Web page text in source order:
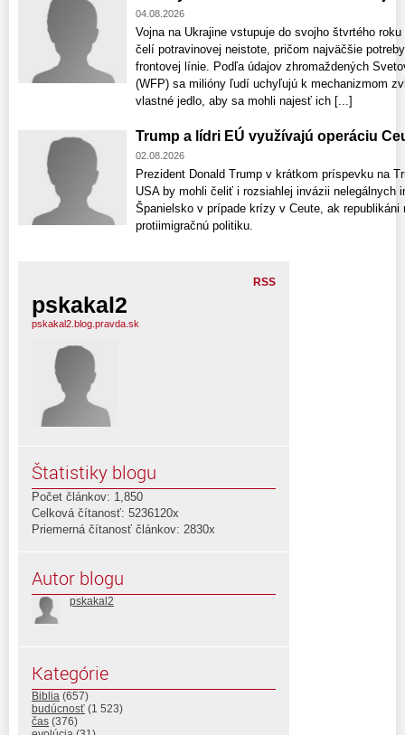
04.08.2026
Vojna na Ukrajine vstupuje do svojho štvrtého
čelí potravinovej neistote, pričom najväčšie
frontovej línie. Podľa údajov zhromaždených
(WFP) sa milióny ľudí uchyľujú k mechanizmom
vlastné jedlo, aby sa mohli najesť ich [...]
Trump a lídri EÚ využívajú operáciu
02.08.2026
Prezident Donald Trump v krátkom príspevku na
USA by mohli čeliť i rozsiahlej invázii nelegálnych
Španielsko v prípade krízy v Ceute, ak republikáni
protiimigračnú politiku.
RSS
pskakal2
pskakal2.blog.pravda.sk
Štatistiky blogu
Počet článkov: 1,850
Celková čítanosť: 5236120x
Priemerná čítanosť článkov: 2830x
Autor blogu
pskakal2
Kategórie
Biblia (657)
budúcnosť (1 523)
čas (376)